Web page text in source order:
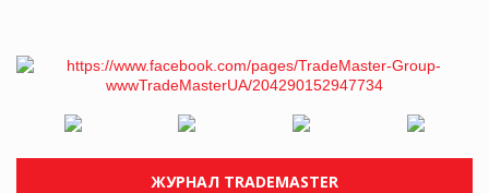
ЖУРНАЛ TRADEMASTER